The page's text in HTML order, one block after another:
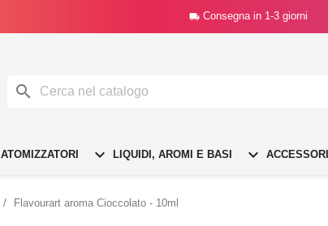
 Consegna in 1-3 giorni

ATOMIZZATORI  LIQUIDI, AROMI E BASI  ACCESSORI
Flavourart aroma Cioccolato - 10ml